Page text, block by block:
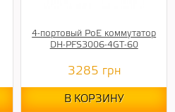
4-портовый РоЕ коммутатор
DH-PFS3006-4GT-60
3285 грн
В КОРЗИНУ